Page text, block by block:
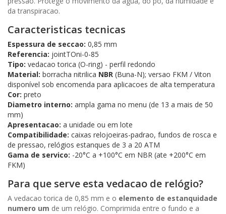
da transpiracao.
Caracteristicas tecnicas
Espessura de seccao: 0,85 mm
Referencia: jointTOni-0-85
Tipo: vedacao torica (O-ring) - perfil redondo
Material: borracha nitrilica NBR (Buna-N); versao FKM / Viton
disponível sob encomenda para aplicacoes de alta temperatura
Cor: preto
Diametro interno: ampla gama no menu (de 13 a mais de 50
mm)
Apresentacao: a unidade ou em lote
Compatibilidade: caixas relojoeiras-padrao, fundos de rosca e
de pressao, relógios estanques de 3 a 20 ATM
Gama de servico: -20°C a +100°C em NBR (ate +200°C em
FKM)
Para que serve esta vedacao de relógio?
A vedacao torica de 0,85 mm e o elemento de estanquidade
numero um de um relógio. Comprimida entre o fundo e a